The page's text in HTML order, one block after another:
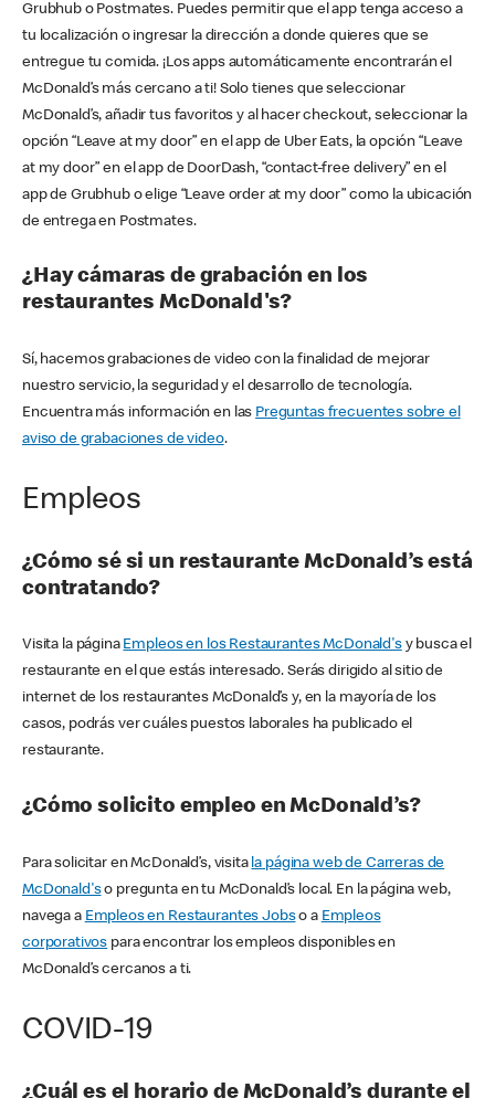
Grubhub o Postmates. Puedes permitir que el app tenga acceso a
tu localización o ingresar la dirección a donde quieres que se
entregue tu comida. ¡Los apps automáticamente encontrarán el
McDonald’s más cercano a ti! Solo tienes que seleccionar
McDonald’s, añadir tus favoritos y al hacer checkout, seleccionar la
opción “Leave at my door” en el app de Uber Eats, la opción “Leave
at my door” en el app de DoorDash, “contact-free delivery” en el
app de Grubhub o elige “Leave order at my door” como la ubicación
de entrega en Postmates.
¿Hay cámaras de grabación en los
restaurantes McDonald's?
Sí, hacemos grabaciones de video con la finalidad de mejorar
nuestro servicio, la seguridad y el desarrollo de tecnología.
Encuentra más información en las Preguntas frecuentes sobre el
aviso de grabaciones de video.
Empleos
¿Cómo sé si un restaurante McDonald’s está
contratando?
Visita la página Empleos en los Restaurantes McDonald'sy busca el
restaurante en el que estás interesado. Serás dirigido al sitio de
internet de los restaurantes McDonald’s y, en la mayoría de los
casos, podrás ver cuáles puestos laborales ha publicado el
restaurante.
¿Cómo solicito empleo en McDonald’s?
Para solicitar en McDonald’s, visita la página web de Carreras de
McDonald'so pregunta en tu McDonald’s local. En la página web,
navega a Empleos en Restaurantes Jobso a Empleos
corporativos para encontrar los empleos disponibles en
McDonald’s cercanos a ti.
COVID-19
¿Cuál es el horario de McDonald’s durante el